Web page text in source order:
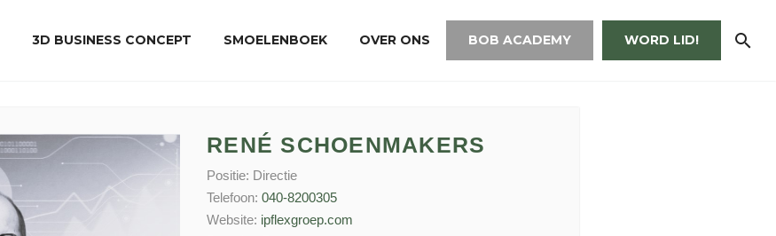
3D BUSINESS CONCEPT SMOELENBOEK OVER ONS BOB ACADEMY WORD LID!
RENÉ SCHOENMAKERS
Positie: Directie
Telefoon: 040-8200305
Website: ipflexgroep.com